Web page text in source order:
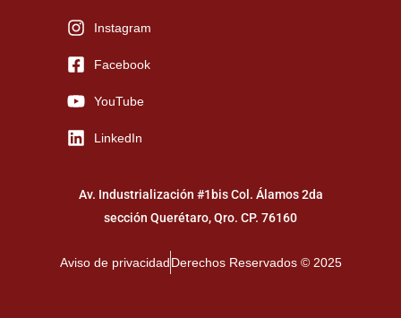
Instagram
Facebook
YouTube
LinkedIn
Av. Industrialización #1bis Col. Álamos 2da
sección Querétaro, Qro. CP. 76160
Aviso de privacidadDerechos Reservados © 2025